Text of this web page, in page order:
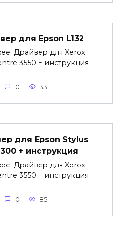
для Epson L132
Драйвер для Xerox
3550 + инструкция
0 33
для Epson Stylus
+ инструкция
Драйвер для Xerox
3550 + инструкция
0 85